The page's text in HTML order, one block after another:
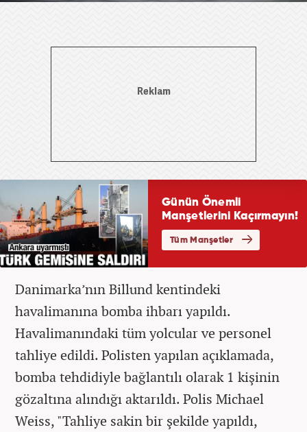
Danimarka’nın Billund kentindeki
havalimanına bomba ihbarı yapıldı.
Havalimanındaki tüm yolcular ve personel
tahliye edildi. Polisten yapılan açıklamada,
bomba tehdidiyle bağlantılı olarak 1 kişinin
gözaltına alındığı aktarıldı. Polis Michael
Weiss, "Tahliye sakin bir şekilde yapıldı,